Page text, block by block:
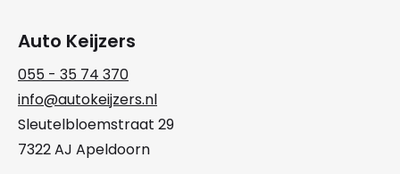
Auto Keijzers
055 - 35 74 370
info@autokeijzers.nl
Sleutelbloemstraat 29
7322 AJ Apeldoorn